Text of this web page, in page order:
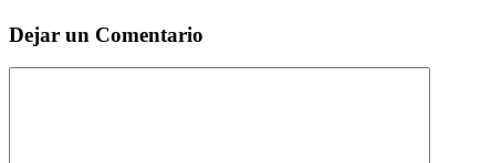
Dejar un Comentario